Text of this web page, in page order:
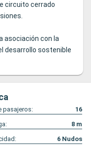
circuito cerrado
asociación con la
desarrollo sostenible
pasajeros:
16
8 m
6 Nudos